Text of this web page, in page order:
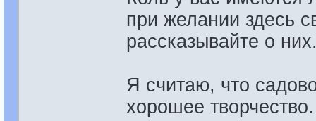
при желании здесь
рассказывайте о
Я считаю, что
хорошее